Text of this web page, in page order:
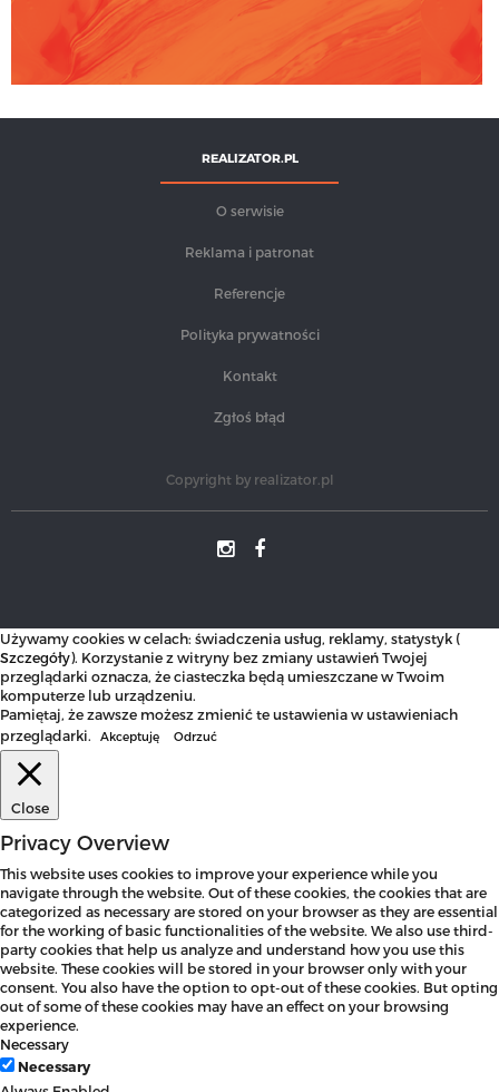
REALIZATOR.PL
O serwisie
Reklama i patronat
Referencje
Polityka prywatności
Kontakt
Zgłoś błąd
Copyright by realizator.pl
Używamy cookies w celach: świadczenia usług, reklamy, statystyk (
Szczegóły). Korzystanie z witryny bez zmiany ustawień Twojej
przeglądarki oznacza, że ciasteczka będą umieszczane w Twoim
komputerze lub urządzeniu.
Pamiętaj, że zawsze możesz zmienić te ustawienia w ustawieniach
przeglądarki.
Akceptuję Odrzuć
Close
Privacy Overview
This website uses cookies to improve your experience while you
navigate through the website. Out of these cookies, the cookies that are
categorized as necessary are stored on your browser as they are essential
for the working of basic functionalities of the website. We also use third-
party cookies that help us analyze and understand how you use this
website. These cookies will be stored in your browser only with your
consent. You also have the option to opt-out of these cookies. But opting
out of some of these cookies may have an effect on your browsing
experience.
Necessary
Necessary